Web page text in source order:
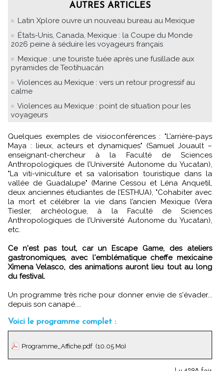
AUTRES ARTICLES
Latin Xplore ouvre un nouveau bureau au Mexique
États-Unis, Canada, Mexique : la Coupe du Monde
2026 peine à séduire les voyageurs français
Mexique : une touriste tuée après une fusillade aux
pyramides de Teotihuacán
Violences au Mexique : vers un retour progressif au
calme
Violences au Mexique : point de situation pour les
voyageurs
Quelques exemples de visioconférences : "L’arrière-pays
Maya : lieux, acteurs et dynamiques" (Samuel Jouault –
enseignant-chercheur à la Faculté de Sciences
Anthropologiques de l’Université Autonome du Yucatan),
"La viti-viniculture et sa valorisation touristique dans la
vallée de Guadalupe" (Marine Cessou et Léna Anquetil,
deux anciennes étudiantes de l’ESTHUA), "Cohabiter avec
la mort et célébrer la vie dans l’ancien Mexique (Vera
Tiesler, archéologue, à la Faculté de Sciences
Anthropologiques de l’Université Autonome du Yucatan),
etc.
Ce n'est pas tout, car un Escape Game, des ateliers
gastronomiques, avec l'emblématique cheffe mexicaine
Ximena Velasco, des animations auront lieu tout au long
du festival.
Un programme très riche pour donner envie de s'évader...
depuis son canapé....
Voici le programme complet :
Programme_Affiche.pdf (10.05 Mo)